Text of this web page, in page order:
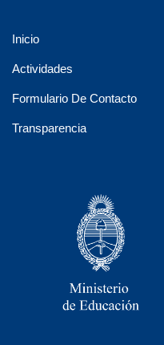
Inicio
Actividades
Formulario De Contacto
Transparencia